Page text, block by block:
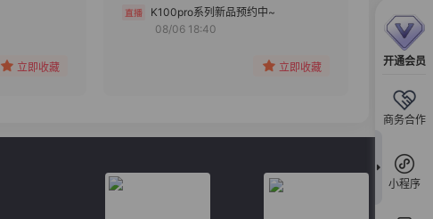
开通会员
商务合作
小程序
立即收藏
分组
K100pro系列新品预约中~
08/06 18:40
立即收藏